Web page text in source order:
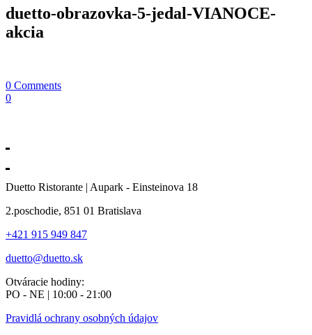
duetto-obrazovka-5-jedal-VIANOCE-
akcia
0 Comments
0
Duetto Ristorante | Aupark - Einsteinova 18
2.poschodie, 851 01 Bratislava
+421 915 949 847
duetto@duetto.sk
Otváracie hodiny:
PO - NE | 10:00 - 21:00
Pravidlá ochrany osobných údajov